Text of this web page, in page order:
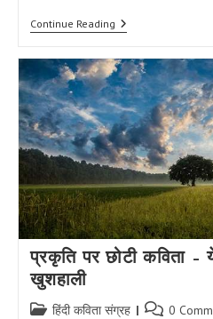
Continue Readingस्वतंत्रता
दिवस
कविता
–
लाल
किले
पर
आज
तिरंगा
प्रकृति पर छोटी कविता –
खुशहाली
Post हिंदी कविता संग्रह
Post 0